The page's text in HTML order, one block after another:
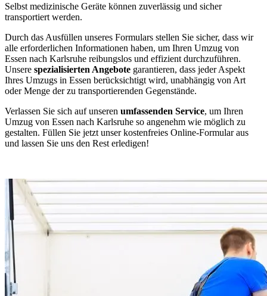
Selbst medizinische Geräte können zuverlässig und sicher
transportiert werden.
Durch das Ausfüllen unseres Formulars stellen Sie sicher, dass wir
alle erforderlichen Informationen haben, um Ihren Umzug von
Essen nach Karlsruhe reibungslos und effizient durchzuführen.
Unsere spezialisierten Angebote garantieren, dass jeder Aspekt
Ihres Umzugs in Essen berücksichtigt wird, unabhängig von Art
oder Menge der zu transportierenden Gegenstände.
Verlassen Sie sich auf unseren umfassenden Service, um Ihren
Umzug von Essen nach Karlsruhe so angenehm wie möglich zu
gestalten. Füllen Sie jetzt unser kostenfreies Online-Formular aus
und lassen Sie uns den Rest erledigen!